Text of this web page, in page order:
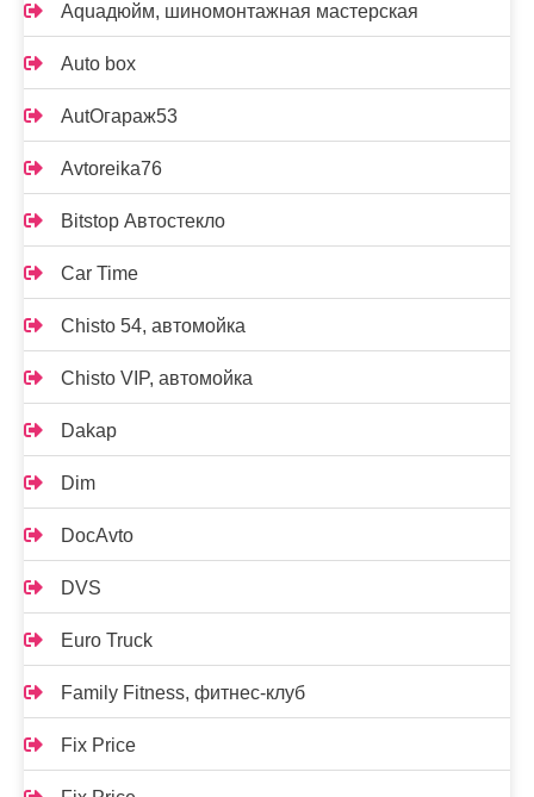
Aquaдюйм, шиномонтажная мастерская
Auto box
AutOгараж53
Avtoreika76
Bitstop Автостекло
Car Time
Chisto 54, автомойка
Chisto VIP, автомойка
Dakap
Dim
DocAvto
DVS
Euro Truck
Family Fitness, фитнес-клуб
Fix Price